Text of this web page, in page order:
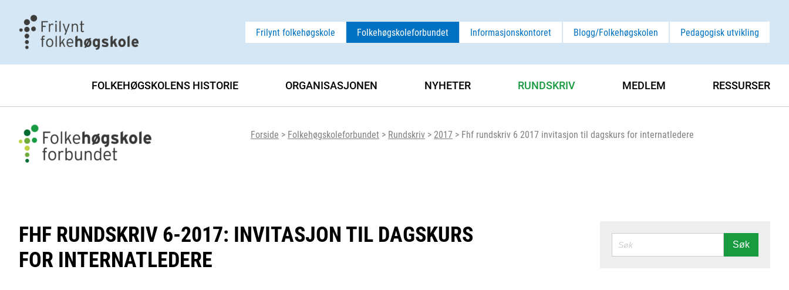
Frilynt folkehøgskole Folkehøgskoleforbundet Informasjonskontoret Blogg/Folkehøgskolen Pedagogisk utvikling
Forside > Folkehøgskoleforbundet > Rundskriv > 2017 > Fhf rundskriv 6 2017 invitasjon til dagskurs for internatledere
FOLKEHØGSKOLENS HISTORIE ORGANISASJONEN NYHETER RUNDSKRIV MEDLEM RESSURSER
FHF RUNDSKRIV 6-2017: INVITASJON TIL DAGSKURS
FOR INTERNATLEDERE
SØK Søk